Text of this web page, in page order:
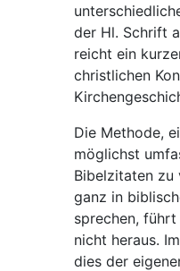
der Hl. Schrift
reicht ein
christlichen
Die Methode,
möglichst
Bibelzitaten zu
ganz in
sprechen,
nicht heraus.
dies der